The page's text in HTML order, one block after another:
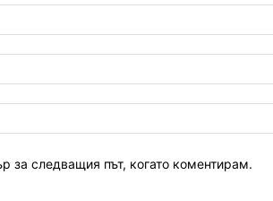
за следващия път, когато коментирам.